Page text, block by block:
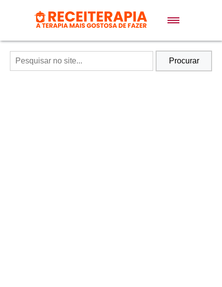
Doces e Sobremesas
Air Fryer
Procurar